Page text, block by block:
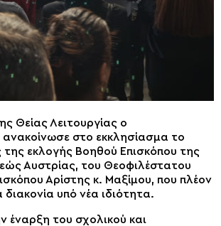
Θείας Λειτουργίας ο
στο εκκλησίασμα το
της εκλογής Βοηθού Επισκόπου της
Αυστρίας, του Θεοφιλέστατου
Αρίστης κ. Μαξίμου, που πλέον
υπό νέα ιδιότητα.
έναρξη του σχολικού και